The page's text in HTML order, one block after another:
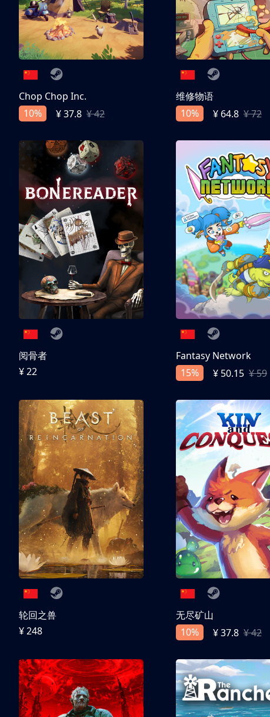
Chop Chop Inc.
10%
¥ 37.8 ¥ 42
维修物语
10%
¥ 64.8 ¥ 72
阅骨者
¥ 22
Fantasy Network
15%
¥ 50.15 ¥ 59
轮回之兽
¥ 248
无尽矿山
10%
¥ 37.8 ¥ 42